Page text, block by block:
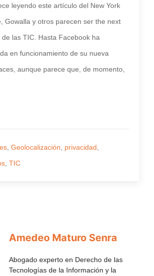
leyendo este artículo del New York
Gowalla y otros parecen ser the next
las TIC. Hasta Facebook ha
en funcionamiento de su nueva
aunque parece que, de momento,
Geolocalización privacidad
TIC
Amedeo Maturo Senra
Abogado experto en Derecho de las
Tecnologías de la Información y la